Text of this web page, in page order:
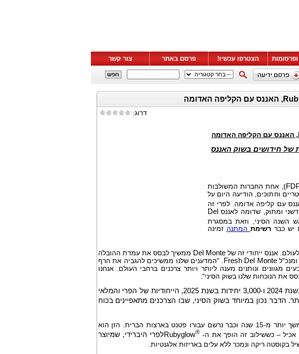
הצטרפו עכשיו! פרסם באתר צור קשר
דרוג:
, האננס עם הקליפה האדומה
חידושים בשוק האננס
), אחת החברות המשולבות
וחתוכים, הודיעה היום על
עם קליפה אדומה. לפרי זה
ומתוק, שדומה לאננסDel
השנה הסיני, וזאת במסגרת
יש כבר רשימת המתנה זמינה
אננס ייחודי זה שלDel Monte ממשיך לבסס את עמדת ההובלה
ומנכ"לFresh Del Monte. "המדענים שלנו ממשיכים להגביה את הרף
מגוונים ונותנים מענה ליותר ויותר צרכנים ברחבי העולם. אנחנו
את הנוכחות שלנו בשוק הסיני".
עם זמינות צפויה של 5,000 יחידות אננס ברחבי העולם בשנת 2024 ו-3,000 יחידות בשנת 2025, הייחודיות של הפרי והמלאי
הדבר נכון במיוחד בשוק הסיני, שבו הצרכנים מתאפיינים בכוח
, שגדל בקוסטה-ריקה, נמשך יותר מ-15 שנה וכבר נרשם עבורו פטנט בארצות הברית. הזן הוא
אכיל – כששילוב זה הופך את ה-
Rubyglow®
לפרי היברידי, שמיוצר
בקוסטה ריקה ונמכר ללא עלים באריזות אלגנטיות.